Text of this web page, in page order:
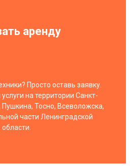
аренду
Просто оставь заявку.
на территории Санкт-
Пушкина, Тосно, Всеволожска,
части Ленинградской
области.